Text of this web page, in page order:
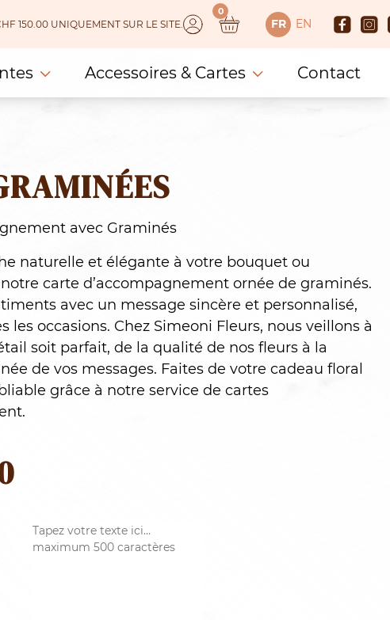
150.00 UNIQUEMENT SUR LE SITE.
0
FR EN
Accessoires & Cartes Contact
avec Graminés
naturelle et élégante à votre bouquet ou
carte d’accompagnement ornée de graminés.
avec un message sincère et personnalisé,
les occasions. Chez Simeoni Fleurs, nous veillons à
soit parfait, de la qualité de nos fleurs à la
de vos messages. Faites de votre cadeau floral
grâce à notre service de cartes